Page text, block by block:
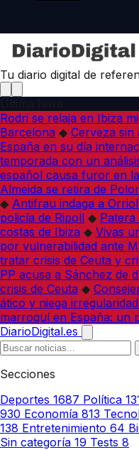
Tu diario digital de
Rodri se relaja en Ibiza
Barcelona ◆ Cerveza sin
España en su día
temporada con un
español causa furor en
Almeida se retira de
◆ Antifrau indaga a
policía de Ripoll ◆ Patera
costas de Ibiza ◆ Vivas
por vulnerabilidad ante
tratar crisis de Ceuta y
PP acusa a Sánchez de
crisis de Ceuta ◆
ático y niega
marroquí en España: un
DiarioDigital.es
Secciones
Deportes 1687 Política
930 Economía 813
138 Entretenimiento 64
Sin categoría 19 Tests 8